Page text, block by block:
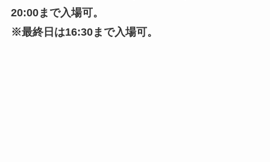
20:00まで入場可。
※最終日は16:30まで入場可。